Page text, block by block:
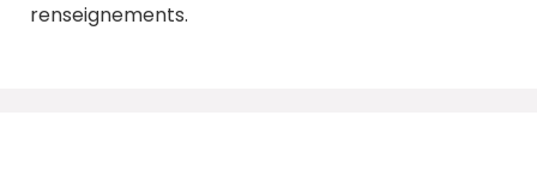
renseignements.